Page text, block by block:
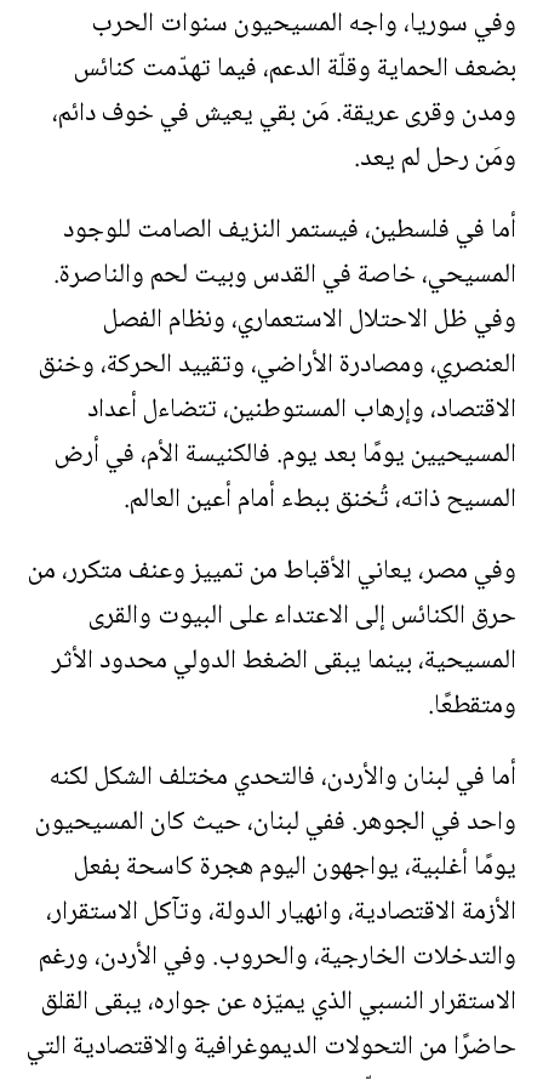
وفي سوريا، واجه المسيحيون سنوات الحرب
بضعف الحماية وقلّة الدعم، فيما تهدّمت كنائس
ومدن وقرى عريقة. مَن بقي يعيش في خوف دائم،
ومَن رحل لم يعد.
أما في فلسطين، فيستمر النزيف الصامت للوجود
المسيحي، خاصة في القدس وبيت لحم والناصرة.
وفي ظل الاحتلال الاستعماري، ونظام الفصل
العنصري، ومصادرة الأراضي، وتقييد الحركة، وخنق
الاقتصاد، وإرهاب المستوطنين، تتضاءل أعداد
المسيحيين يومًا بعد يوم. فالكنيسة الأم، في أرض
المسيح ذاته، تُخنق ببطء أمام أعين العالم.
وفي مصر، يعاني الأقباط من تمييز وعنف متكرر، من
حرق الكنائس إلى الاعتداء على البيوت والقرى
المسيحية، بينما يبقى الضغط الدولي محدود الأثر
ومتقطعًا.
أما في لبنان والأردن، فالتحدي مختلف الشكل لكنه
واحد في الجوهر. ففي لبنان، حيث كان المسيحيون
يومًا أغلبية، يواجهون اليوم هجرة كاسحة بفعل
الأزمة الاقتصادية، وانهيار الدولة، وتآكل الاستقرار،
والتدخلات الخارجية، والحروب. وفي الأردن، ورغم
الاستقرار النسبي الذي يميّزه عن جواره، يبقى القلق
حاضرًا من التحولات الديموغرافية والاقتصادية التي